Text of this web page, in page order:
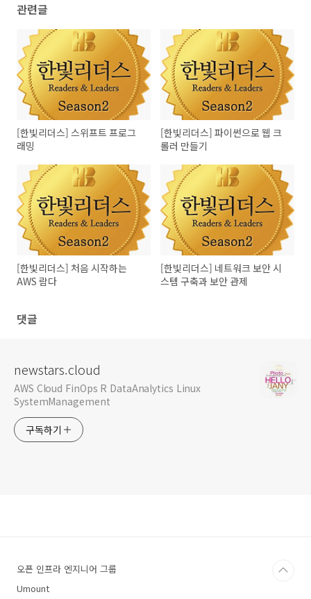
관련글
[한빛리더스] 스위프트 프로그
래밍
[한빛리더스] 파이썬으로 웹 크
롤러 만들기
[한빛리더스] 처음 시작하는
AWS 람다
[한빛리더스] 네트워크 보안 시
스템 구축과 보안 관제
댓글
newstars.cloud
AWS Cloud FinOps R DataAnalytics Linux
SystemManagement
구독하기
오픈 인프라 엔지니어 그룹
Umount